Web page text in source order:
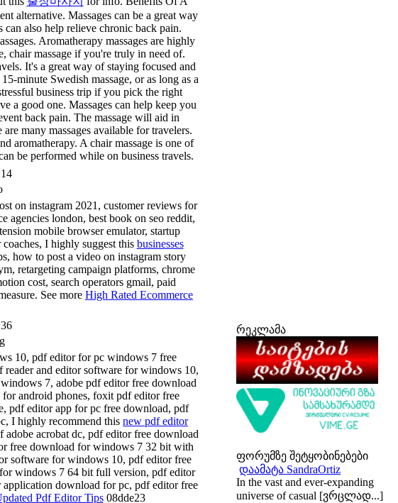
alternative. Massages can be a great way
also help relieve chronic back pain.
Aromatherapy massages are highly
chair massage if you're truly in need of.
It's a great way of staying focused and
minute Swedish massage, or as long as a
business trip if you pick the right
a good one. Massages can help keep you
back pain. The massage will aid in
many massages available for travelers.
aromatherapy. A chair massage is one of
be performed while on business travels.
on instagram 2021, customer reviews for
agencies london, best book on seo reddit,
mobile browser emulator, startup
I highly suggest this businesses
how to post a video on instagram story
retargeting campaign platforms, chrome
cost, search operators gmail, paid
See more High Rated Ecommerce
10, pdf editor for pc windows 7 free
and editor software for windows 10,
7, adobe pdf editor free download
android phones, foxit pdf editor free
pdf editor app for pc free download, pdf
I highly recommend this new pdf editor
acrobat dc, pdf editor free download
free download for windows 7 32 bit with
software for windows 10, pdf editor free
windows 7 64 bit full version, pdf editor
download for pc, pdf editor free
Pdf Editor Tips08dde23
რეკლამა
ფორუმზე შეტყობინებები
დაამატა SandraOrtiz
In the vast and ever-expanding
universe of casual [ვრცლად...]